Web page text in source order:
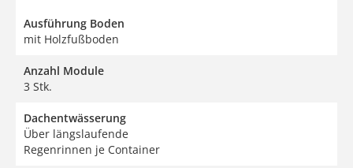
Ausführung Boden
mit Holzfußboden
Anzahl Module
3 Stk.
Dachentwässerung
Über längslaufende
Regenrinnen je Container